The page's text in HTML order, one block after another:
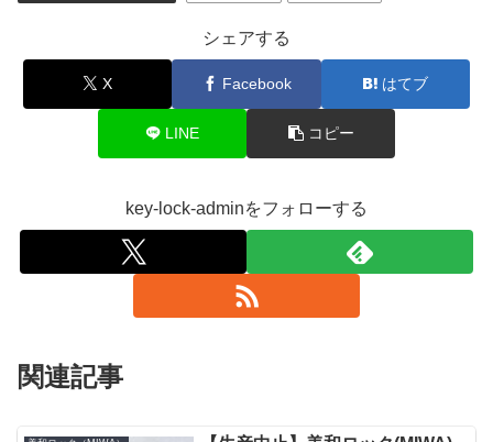
シェアする
X Facebook はてブ
LINE コピー
key-lock-adminをフォローする
関連記事